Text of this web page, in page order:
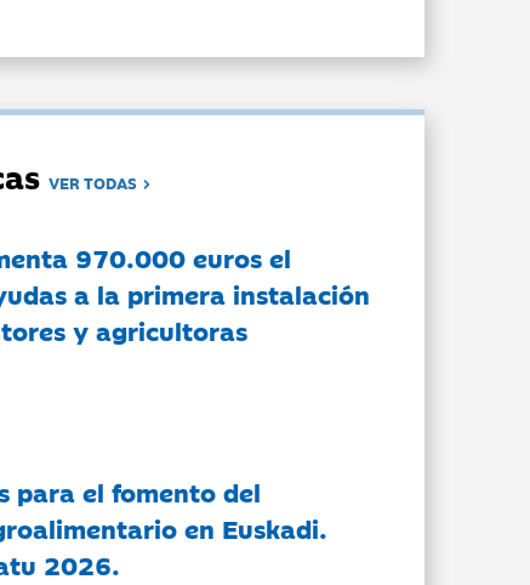
VER TODAS
970.000 euros el
a la primera instalación
y agricultoras
para el fomento del
en Euskadi.
2026.